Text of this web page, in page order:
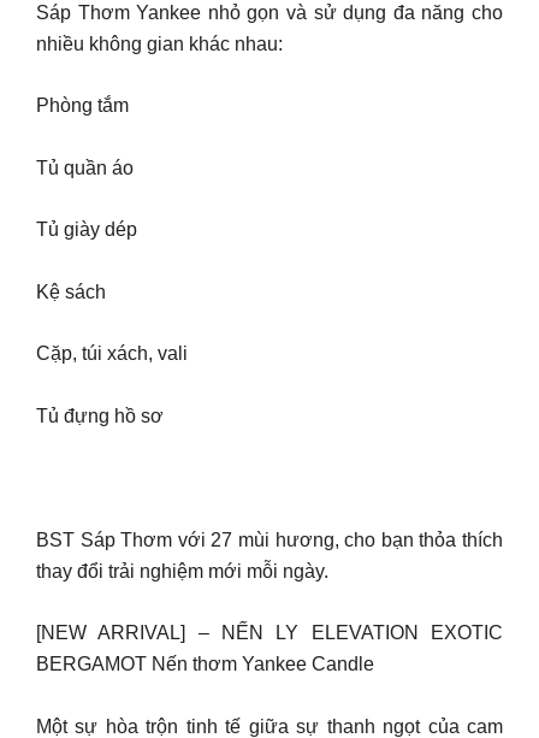
Sáp Thơm Yankee nhỏ gọn và sử dụng đa năng cho
nhiều không gian khác nhau:
Phòng tắm
Tủ quần áo
Tủ giày dép
Kệ sách
Cặp, túi xách, vali
Tủ đựng hồ sơ
BST Sáp Thơm với 27 mùi hương, cho bạn thỏa thích
thay đổi trải nghiệm mới mỗi ngày.
[NEW ARRIVAL] – NẾN LY ELEVATION EXOTIC
BERGAMOT Nến thơm Yankee Candle
Một sự hòa trộn tinh tế giữa sự thanh ngọt của cam